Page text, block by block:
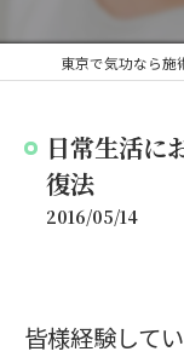
日常生活
復法
2016/05/14
皆様経験して